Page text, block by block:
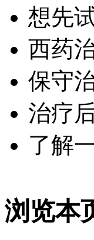
想先
西药
保守
治疗
了解
浏览本